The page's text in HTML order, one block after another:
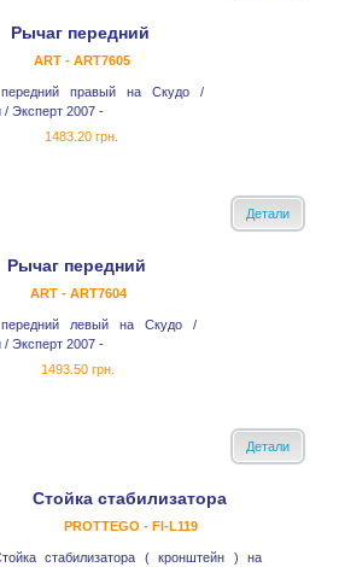
Рычаг передний
ART - ART7605
правый на Скудо /
Эксперт 2007 -
1483.20 грн.
Детали
Рычаг передний
ART - ART7604
левый на Скудо /
Эксперт 2007 -
1493.50 грн.
Детали
Стойка стабилизатора
PROTTEGO - FI-L119
стабилизатора ( кронштейн ) на